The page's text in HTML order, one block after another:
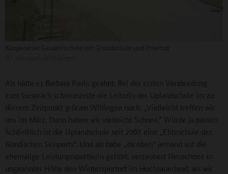
Als hätte es Barbara Pavlu geahnt. Bei der ersten Verabredung
zum Gespräch schmunzelte die Leiterin der Uplandschule im zu
diesem Zeitpunkt grünen Willingen noch: „Vielleicht treffen wir
uns im März. Dann haben wir vielleicht Schnee.“ Würde ja passen.
Schließlich ist die Uplandschule seit 2007 eine „Eliteschule des
Nordischen Skisports“. Und als habe „da oben“ jemand auf die
ehemalige Leistungssportlerin gehört, verzaubert Neuschnee in
ungeahnter Höhe den Wintersportort im Hochsauerland, als wir